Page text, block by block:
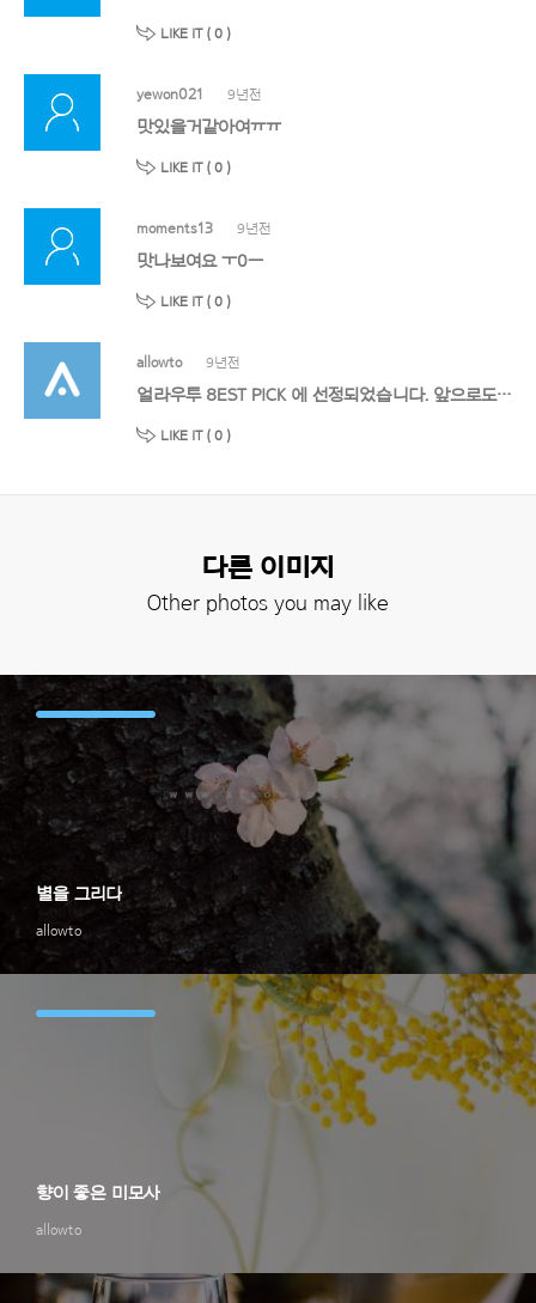
LIKE IT ( 0 )
yewon021 9년전
맛있을거같아여ㅠㅠ
LIKE IT ( 0 )
moments13 9년전
맛나보여요 ㅜ0ㅡ
LIKE IT ( 0 )
allowto 9년전
얼라우투 8EST PICK 에 선정되었습니다. 앞으로도 멋진 작품 기대할게요!
LIKE IT ( 0 )
다른 이미지
Other photos you may like
allowto
별을 그리다
allowto
향이 좋은 미모사